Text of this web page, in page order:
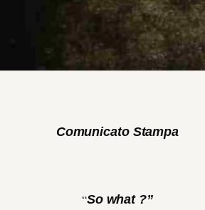
Comunicato Stampa
“So what ?”